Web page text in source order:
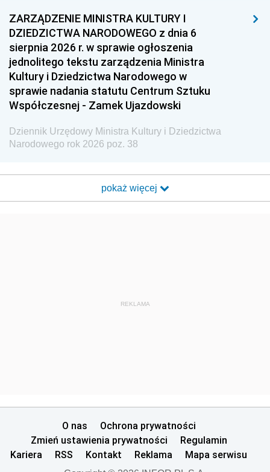
ZARZĄDZENIE MINISTRA KULTURY I
DZIEDZICTWA NARODOWEGO z dnia 6
sierpnia 2026 r. w sprawie ogłoszenia
jednolitego tekstu zarządzenia Ministra
Kultury i Dziedzictwa Narodowego w
sprawie nadania statutu Centrum Sztuku
Współczesnej - Zamek Ujazdowski
Dziennik Urzędowy Ministra Kultury i Dziedzictwa
Narodowego rok 2026 poz. 38
pokaż więcej
REKLAMA
O nas
Ochrona prywatności
Zmień ustawienia prywatności
Regulamin
Kariera
RSS Kontakt Reklama Mapa serwisu